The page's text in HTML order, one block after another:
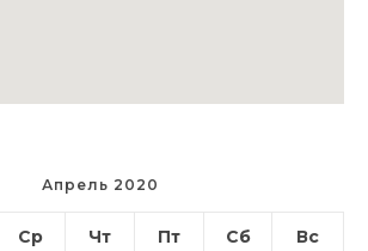
Апрель 2020
Ср Чт Пт Сб Вс